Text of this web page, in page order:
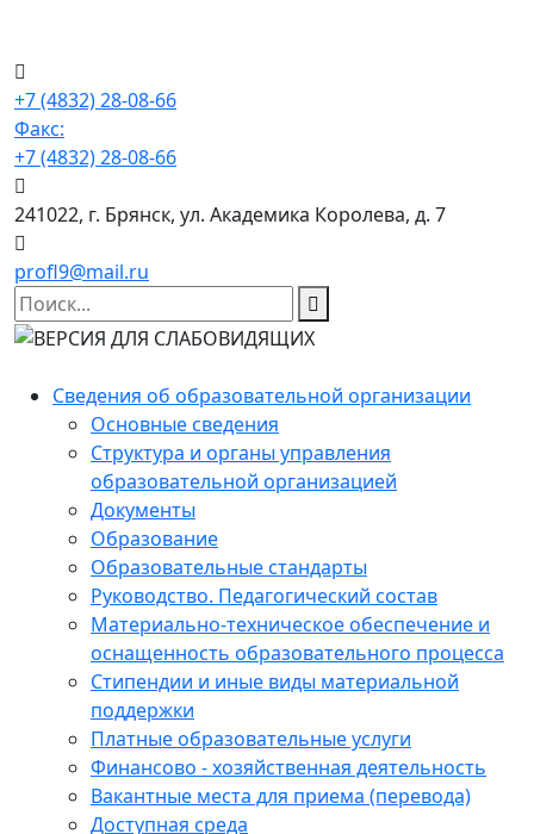
+7 (4832) 28-08-66
Факс:
+7 (4832) 28-08-66
241022, г. Брянск, ул. Академика Королева, д. 7
profl9@mail.ru
Сведения об образовательной организации
Основные сведения
Структура и органы управления
образовательной организацией
Документы
Образование
Образовательные стандарты
Руководство. Педагогический состав
Материально-техническое обеспечение и
оснащенность образовательного процесса
Стипендии и иные виды материальной
поддержки
Платные образовательные услуги
Финансово - хозяйственная деятельность
Вакантные места для приема (перевода)
Доступная среда